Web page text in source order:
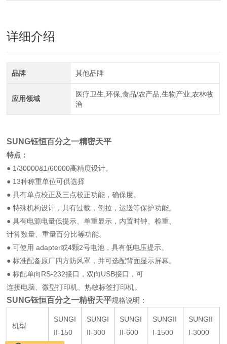
详细介绍
品牌 其他品牌
应用领域
医疗卫生,环保,食品/农产品,生物产业,农林牧
渔
SUNG钰恒百分之一精密天平
特点：
● 1/30000&1/60000高精度设计。
● 13种称重单位可供选择
● 具有单点校正及三点校正功能，确保度。
● 特殊机构设计，具有过载，倒拉，运送等保护功能。
● 具有电源电量低提示、单重显示，内置时钟、检重、
计算数量、重量百分比等功能。
● 可使用 adapter或4颗2号电池，具有低电压提示。
● 标准配备原厂四方防风罩，并可选配背面显示屏幕。
● 标配单向RS-232接口，双向USB接口，可
连接电脑、微型打印机、热敏标签打印机。
SUNG钰恒百分之一精密天平规格说明：
机型
SUNGI
II-150
SUNGI
II-300
SUNGI
II-600
SUNGII
I-1500
SUNGII
I-3000